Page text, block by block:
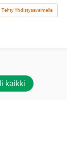
Tehty Yhdistysavaimella
kaikki